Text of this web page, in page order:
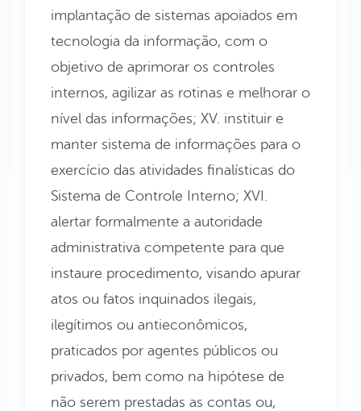
implantação de sistemas apoiados em
tecnologia da informação, com o
objetivo de aprimorar os controles
internos, agilizar as rotinas e melhorar o
nível das informações; XV. instituir e
manter sistema de informações para o
exercício das atividades finalísticas do
Sistema de Controle Interno; XVI.
alertar formalmente a autoridade
administrativa competente para que
instaure procedimento, visando apurar
atos ou fatos inquinados ilegais,
ilegítimos ou antieconômicos,
praticados por agentes públicos ou
privados, bem como na hipótese de
não serem prestadas as contas ou,